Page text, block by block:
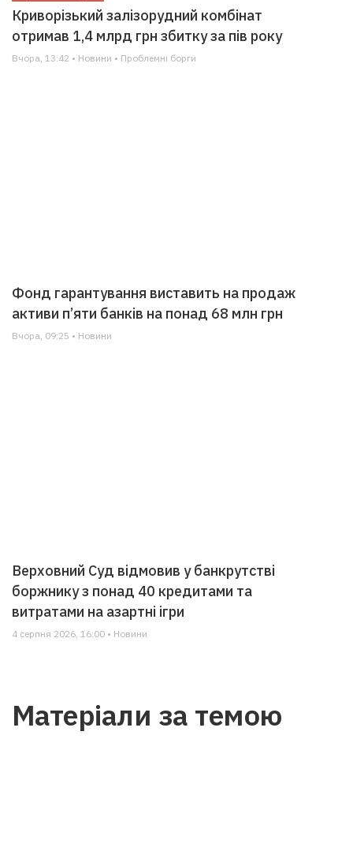
Криворізький залізорудний комбінат
отримав 1,4 млрд грн збитку за пів року
Вчора, 13:42 • Новини • Проблемні борги
Фонд гарантування виставить на продаж
активи п’яти банків на понад 68 млн грн
Вчора, 09:25 • Новини
Верховний Суд відмовив у банкрутстві
боржнику з понад 40 кредитами та
витратами на азартні ігри
4 серпня 2026, 16:00 • Новини
Матеріали за темою